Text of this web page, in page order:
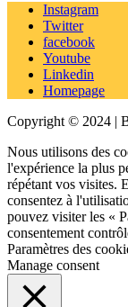
Instagram
Twitter
facebook
Youtube
Linkedin
Homepage
Copyright © 2024 |
Nous utilisons des
l'expérience la plus
répétant vos visites.
consentez à
pouvez visiter les «
consentement
Paramètres des
Manage consent